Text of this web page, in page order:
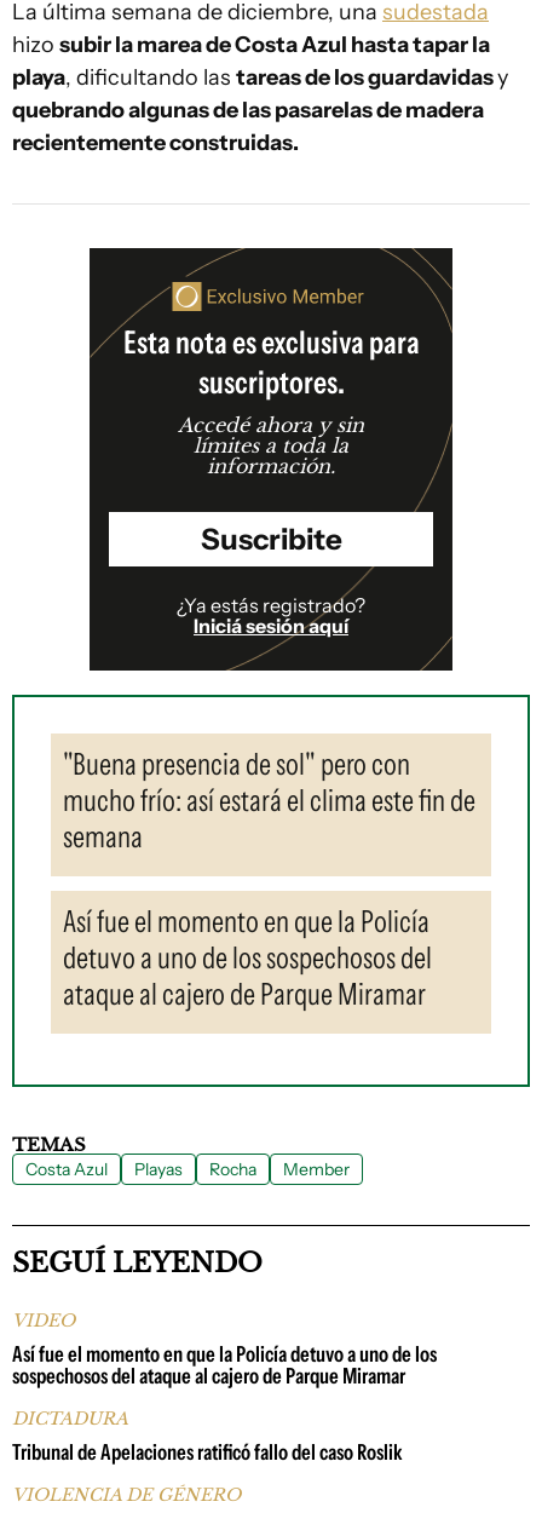
La última semana de diciembre, una sudestada
hizo subir la marea de Costa Azul hasta tapar la
playa, dificultando las tareas de los guardavidasy
quebrando algunas de las pasarelas de madera
recientemente construidas.
Esta nota es exclusiva para
suscriptores.
Accedé ahora y sin
límites a toda la
información.
Suscribite
¿Ya estás registrado?
Iniciá sesión aquí
"Buena presencia de sol" pero con
mucho frío: así estará el clima este fin de
semana
Así fue el momento en que la Policía
detuvo a uno de los sospechosos del
ataque al cajero de Parque Miramar
TEMAS
Costa Azul Playas Rocha Member
SEGUÍ LEYENDO
VIDEO
Así fue el momento en que la Policía detuvo a uno de los
sospechosos del ataque al cajero de Parque Miramar
DICTADURA
Tribunal de Apelaciones ratificó fallo del caso Roslik
VIOLENCIA DE GÉNERO